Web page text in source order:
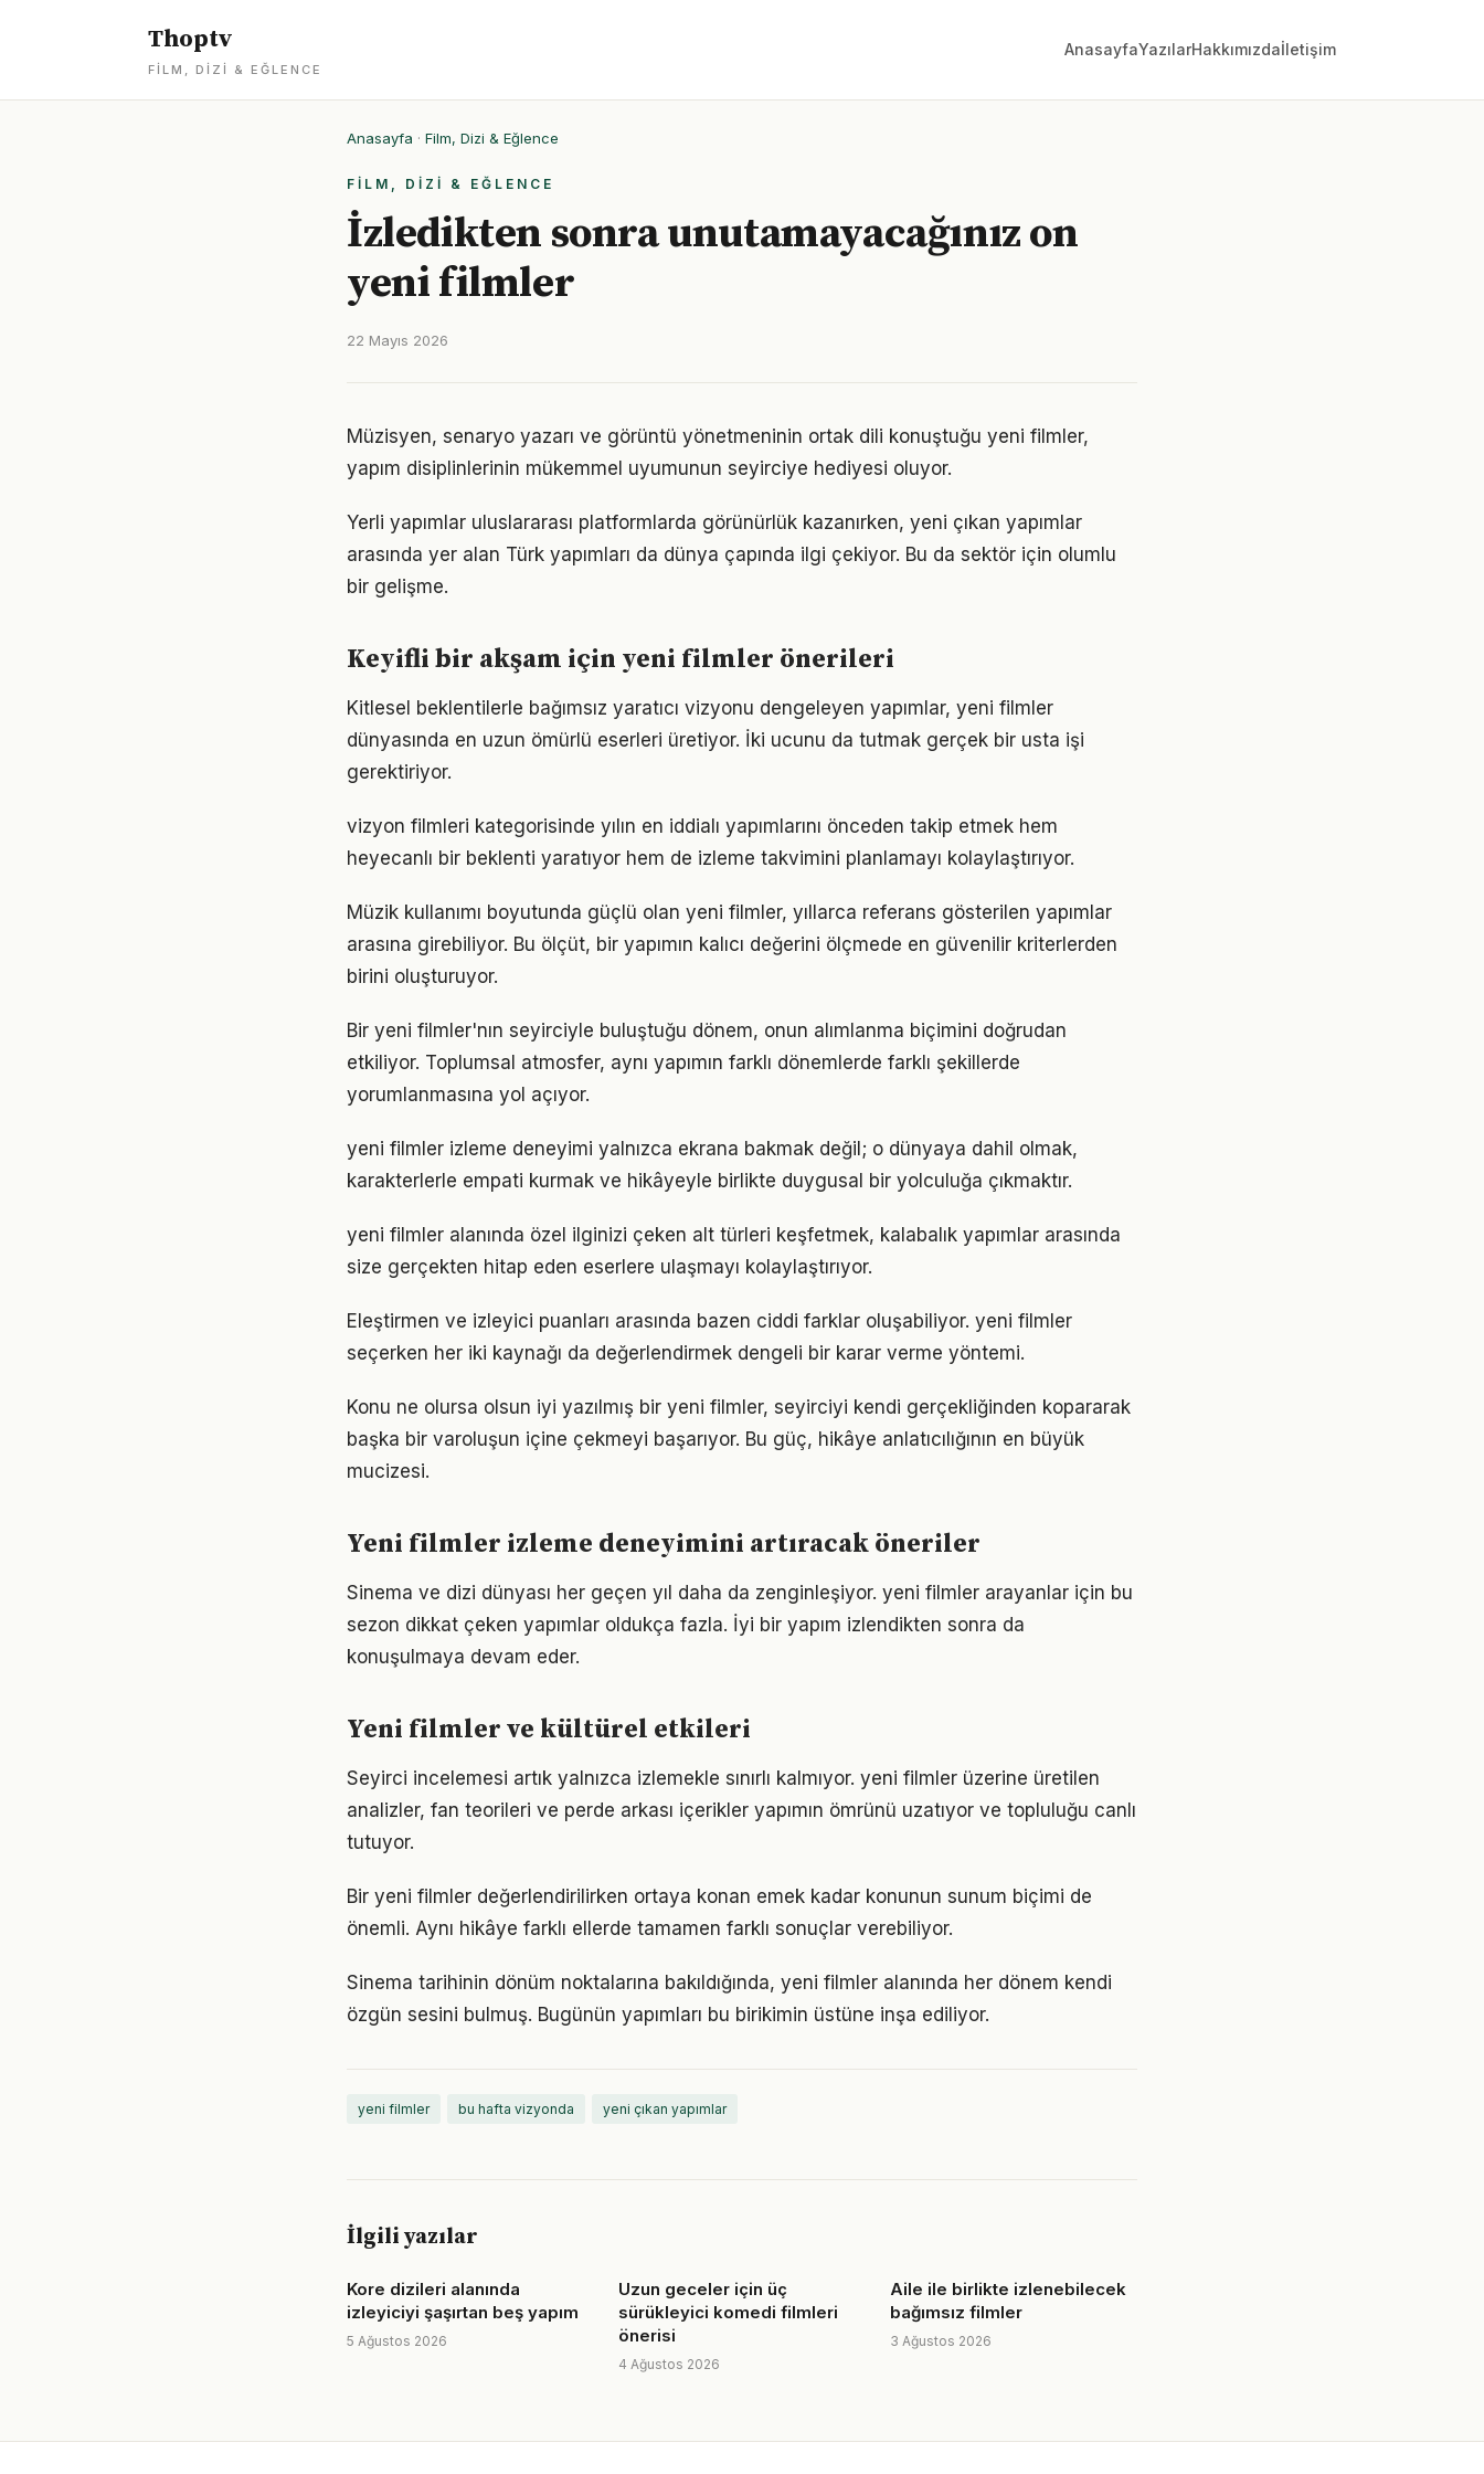
Thoptv
FILM, DIZI & EĞLENCE
AnasayfaYazılarHakkımızdaİletişim
Anasayfa · Film, Dizi & Eğlence
FILM, DIZI & EĞLENCE
İzledikten sonra unutamayacağınız on
yeni filmler
22 Mayıs 2026
Müzisyen, senaryo yazarı ve görüntü yönetmeninin ortak dili konuştuğu yeni filmler,
yapım disiplinlerinin mükemmel uyumunun seyirciye hediyesi oluyor.
Yerli yapımlar uluslararası platformlarda görünürlük kazanırken, yeni çıkan yapımlar
arasında yer alan Türk yapımları da dünya çapında ilgi çekiyor. Bu da sektör için olumlu
bir gelişme.
Keyifli bir akşam için yeni filmler önerileri
Kitlesel beklentilerle bağımsız yaratıcı vizyonu dengeleyen yapımlar, yeni filmler
dünyasında en uzun ömürlü eserleri üretiyor. İki ucunu da tutmak gerçek bir usta işi
gerektiriyor.
vizyon filmleri kategorisinde yılın en iddialı yapımlarını önceden takip etmek hem
heyecanlı bir beklenti yaratıyor hem de izleme takvimini planlamayı kolaylaştırıyor.
Müzik kullanımı boyutunda güçlü olan yeni filmler, yıllarca referans gösterilen yapımlar
arasına girebiliyor. Bu ölçüt, bir yapımın kalıcı değerini ölçmede en güvenilir kriterlerden
birini oluşturuyor.
Bir yeni filmler'nın seyirciyle buluştuğu dönem, onun alımlanma biçimini doğrudan
etkiliyor. Toplumsal atmosfer, aynı yapımın farklı dönemlerde farklı şekillerde
yorumlanmasına yol açıyor.
yeni filmler izleme deneyimi yalnızca ekrana bakmak değil; o dünyaya dahil olmak,
karakterlerle empati kurmak ve hikâyeyle birlikte duygusal bir yolculuğa çıkmaktır.
yeni filmler alanında özel ilginizi çeken alt türleri keşfetmek, kalabalık yapımlar arasında
size gerçekten hitap eden eserlere ulaşmayı kolaylaştırıyor.
Eleştirmen ve izleyici puanları arasında bazen ciddi farklar oluşabiliyor. yeni filmler
seçerken her iki kaynağı da değerlendirmek dengeli bir karar verme yöntemi.
Konu ne olursa olsun iyi yazılmış bir yeni filmler, seyirciyi kendi gerçekliğinden kopararak
başka bir varoluşun içine çekmeyi başarıyor. Bu güç, hikâye anlatıcılığının en büyük
mucizesi.
Yeni filmler izleme deneyimini artıracak öneriler
Sinema ve dizi dünyası her geçen yıl daha da zenginleşiyor. yeni filmler arayanlar için bu
sezon dikkat çeken yapımlar oldukça fazla. İyi bir yapım izlendikten sonra da
konuşulmaya devam eder.
Yeni filmler ve kültürel etkileri
Seyirci incelemesi artık yalnızca izlemekle sınırlı kalmıyor. yeni filmler üzerine üretilen
analizler, fan teorileri ve perde arkası içerikler yapımın ömrünü uzatıyor ve topluluğu canlı
tutuyor.
Bir yeni filmler değerlendirilirken ortaya konan emek kadar konunun sunum biçimi de
önemli. Aynı hikâye farklı ellerde tamamen farklı sonuçlar verebiliyor.
Sinema tarihinin dönüm noktalarına bakıldığında, yeni filmler alanında her dönem kendi
özgün sesini bulmuş. Bugünün yapımları bu birikimin üstüne inşa ediliyor.
yeni filmler bu hafta vizyonda yeni çıkan yapımlar
İlgili yazılar
Kore dizileri alanında
izleyiciyi şaşırtan beş yapım
5 Ağustos 2026
Uzun geceler için üç
sürükleyici komedi filmleri
önerisi
4 Ağustos 2026
Aile ile birlikte izlenebilecek
bağımsız filmler
3 Ağustos 2026